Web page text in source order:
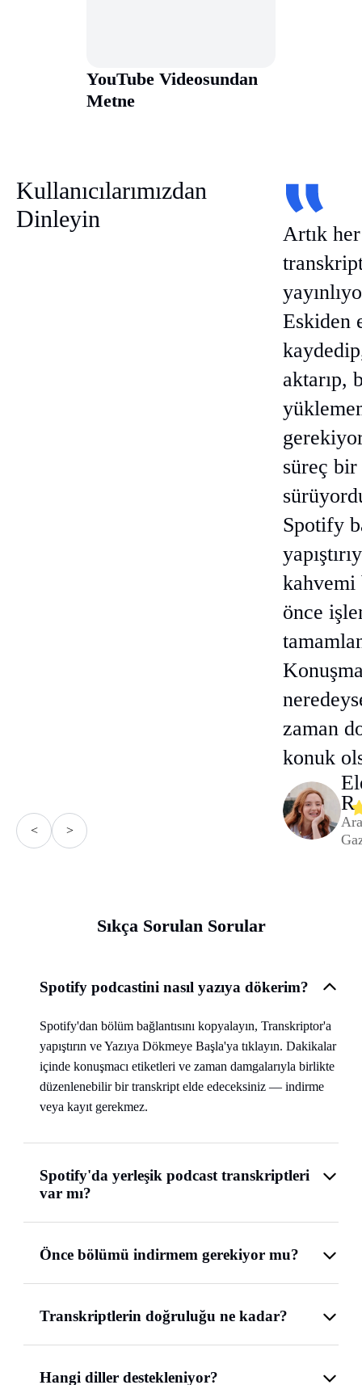
YouTube Videosundan
Metne
Kullanıcılarımızdan
Dinleyin
< >
Artık
Eskiden
aktarıp,
süreç bir
Spotify
kahvemi
önce
zaman
konuk
R.
Sıkça Sorulan Sorular
Spotify podcastini nasıl yazıya dökerim?
Spotify'dan bölüm bağlantısını kopyalayın, Transkriptor'a
yapıştırın ve Yazıya Dökmeye Başla'ya tıklayın. Dakikalar
içinde konuşmacı etiketleri ve zaman damgalarıyla birlikte
düzenlenebilir bir transkript elde edeceksiniz — indirme
veya kayıt gerekmez.
Spotify'da yerleşik podcast transkriptleri
var mı?
Önce bölümü indirmem gerekiyor mu?
Transkriptlerin doğruluğu ne kadar?
Hangi diller destekleniyor?